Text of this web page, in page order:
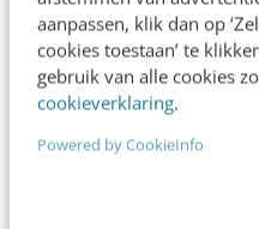
aanpassen, klik dan op
cookies toestaan’ te
gebruik van alle cookies
cookieverklaring.
Powered by CookieInfo
Ons team
Werken bij
Whitepapers